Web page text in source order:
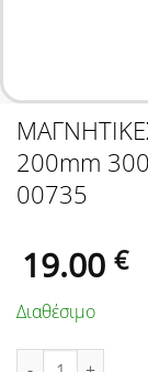
200mm
00735
19.00 €
Διαθέσιμο
ΜΑΓΝΗΤΙΚΕΣ